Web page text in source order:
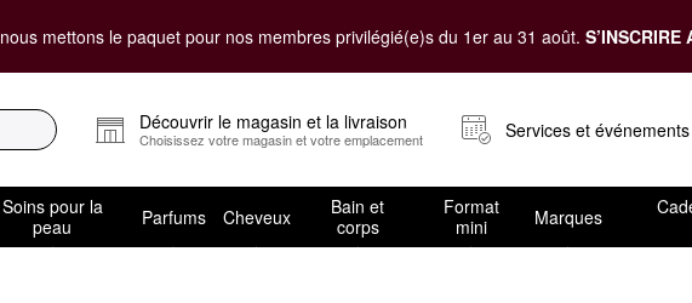
nous mettons le paquet pour nos membres privilégié(e)s du 1er au 31 août.
Découvrir le magasin et la livraison
Choisissez votre magasin et votre emplacement Services et événements
Soins pour la
peau
Parfums Cheveux
Bain et
corps
Format
mini
Marques